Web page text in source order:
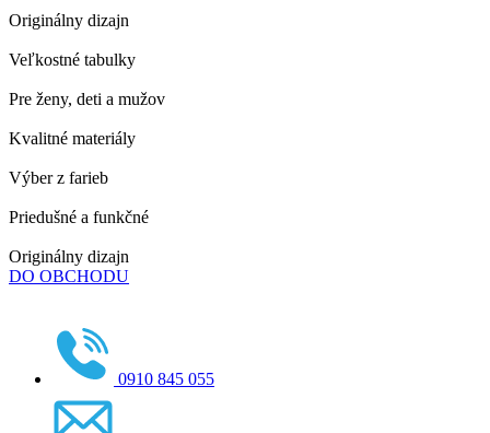
Originálny dizajn
Veľkostné tabulky
Pre ženy, deti a mužov
Kvalitné materiály
Výber z farieb
Priedušné a funkčné
Originálny dizajn
DO OBCHODU
0910 845 055